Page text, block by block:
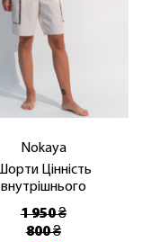
Nokaya
Цінність
внутрішнього
1 950 ₴
800 ₴